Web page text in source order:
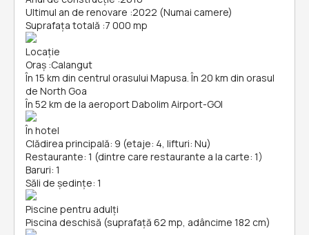
Ultimul an de renovare :2022 (Numai camere)
Suprafața totală :7 000 mp
Locație
Oraș :Calangut
În 15 km din centrul orasului Mapusa. În 20 km din orasul
de North Goa
În 52 km de la aeroport Dabolim Airport-GOI
În hotel
Clădirea principală: 9 (etaje: 4, lifturi: Nu)
Restaurante: 1 (dintre care restaurante a la carte: 1)
Baruri: 1
Săli de ședințe: 1
Piscine pentru adulți
Piscina deschisă (suprafață 62 mp, adâncime 182 cm)